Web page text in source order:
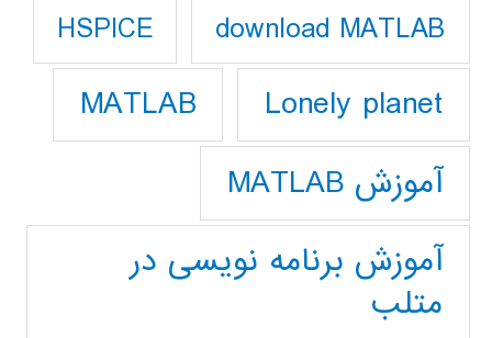
download MATLAB
HSPICE
Lonely planet
MATLAB
آموزش MATLAB
آموزش برنامه نویسی در
متلب